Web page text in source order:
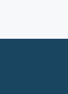
старіння
печінки від